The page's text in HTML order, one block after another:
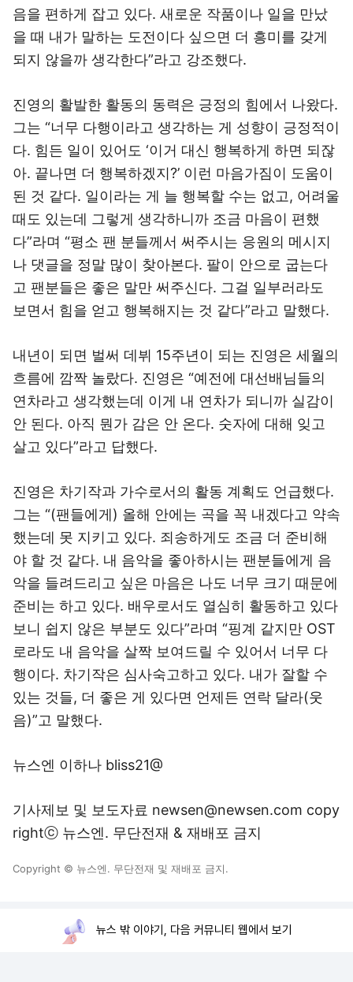
음을 편하게 잡고 있다. 새로운 작품이나 일을 만났
을 때 내가 말하는 도전이다 싶으면 더 흥미를 갖게
되지 않을까 생각한다”라고 강조했다.
진영의 활발한 활동의 동력은 긍정의 힘에서 나왔다.
그는 “너무 다행이라고 생각하는 게 성향이 긍정적이
다. 힘든 일이 있어도 ‘이거 대신 행복하게 하면 되잖
아. 끝나면 더 행복하겠지?’ 이런 마음가짐이 도움이
된 것 같다. 일이라는 게 늘 행복할 수는 없고, 어려울
때도 있는데 그렇게 생각하니까 조금 마음이 편했
다”라며 “평소 팬 분들께서 써주시는 응원의 메시지
나 댓글을 정말 많이 찾아본다. 팔이 안으로 굽는다
고 팬분들은 좋은 말만 써주신다. 그걸 일부러라도
보면서 힘을 얻고 행복해지는 것 같다”라고 말했다.
내년이 되면 벌써 데뷔 15주년이 되는 진영은 세월의
흐름에 깜짝 놀랐다. 진영은 “예전에 대선배님들의
연차라고 생각했는데 이게 내 연차가 되니까 실감이
안 된다. 아직 뭔가 감은 안 온다. 숫자에 대해 잊고
살고 있다”라고 답했다.
진영은 차기작과 가수로서의 활동 계획도 언급했다.
그는 “(팬들에게) 올해 안에는 곡을 꼭 내겠다고 약속
했는데 못 지키고 있다. 죄송하게도 조금 더 준비해
야 할 것 같다. 내 음악을 좋아하시는 팬분들에게 음
악을 들려드리고 싶은 마음은 나도 너무 크기 때문에
준비는 하고 있다. 배우로서도 열심히 활동하고 있다
보니 쉽지 않은 부분도 있다”라며 “핑계 같지만 OST
로라도 내 음악을 살짝 보여드릴 수 있어서 너무 다
행이다. 차기작은 심사숙고하고 있다. 내가 잘할 수
있는 것들, 더 좋은 게 있다면 언제든 연락 달라(웃
음)”고 말했다.
뉴스엔 이하나 bliss21@
기사제보 및 보도자료 newsen@newsen.com copy
rightⓒ 뉴스엔. 무단전재 & 재배포 금지
Copyright © 뉴스엔. 무단전재 및 재배포 금지.
뉴스 밖 이야기, 다음 커뮤니티 웹에서 보기